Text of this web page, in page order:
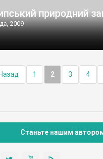
природний
2009
1 2 3 4
Станьте нашим